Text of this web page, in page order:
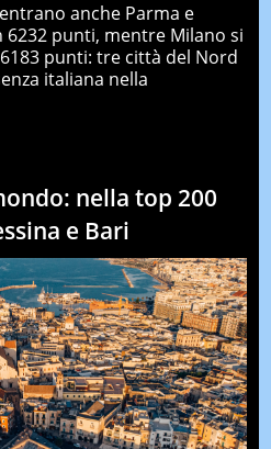
anche Parma e
6232 punti, mentre Milano si
6183 punti: tre città del Nord
italiana nella
nella top 200
e Bari